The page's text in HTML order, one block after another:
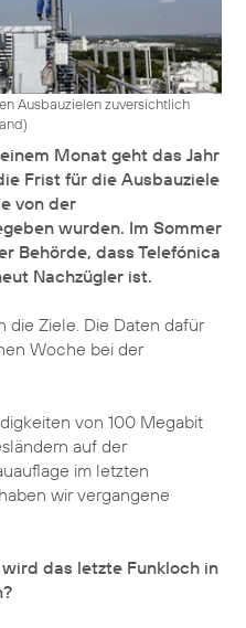
Ausbauzielen zuversichtlich
)
Monat geht das Jahr
Frist für die Ausbauziele
von der
wurden. Im Sommer
Behörde, dass Telefónica
Nachzügler ist.
die Ziele. Die Daten dafür
Woche bei der
von 100 Megabit
auf der
im letzten
wir vergangene
das letzte Funkloch in